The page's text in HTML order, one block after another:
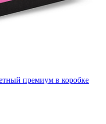
премиум в коробке